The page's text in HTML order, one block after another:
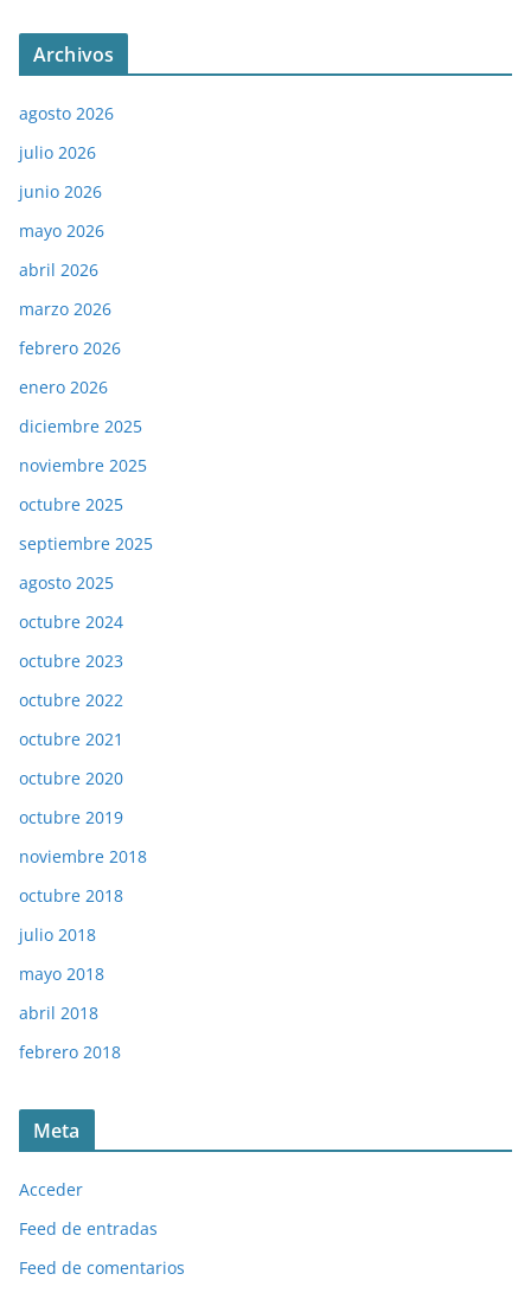
Archivos
agosto 2026
julio 2026
junio 2026
mayo 2026
abril 2026
marzo 2026
febrero 2026
enero 2026
diciembre 2025
noviembre 2025
octubre 2025
septiembre 2025
agosto 2025
octubre 2024
octubre 2023
octubre 2022
octubre 2021
octubre 2020
octubre 2019
noviembre 2018
octubre 2018
julio 2018
mayo 2018
abril 2018
febrero 2018
Meta
Acceder
Feed de entradas
Feed de comentarios